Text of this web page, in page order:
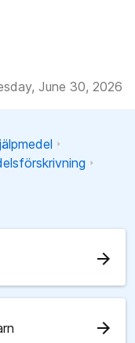
June 30, 2026
arrow_forward
arrow_forward